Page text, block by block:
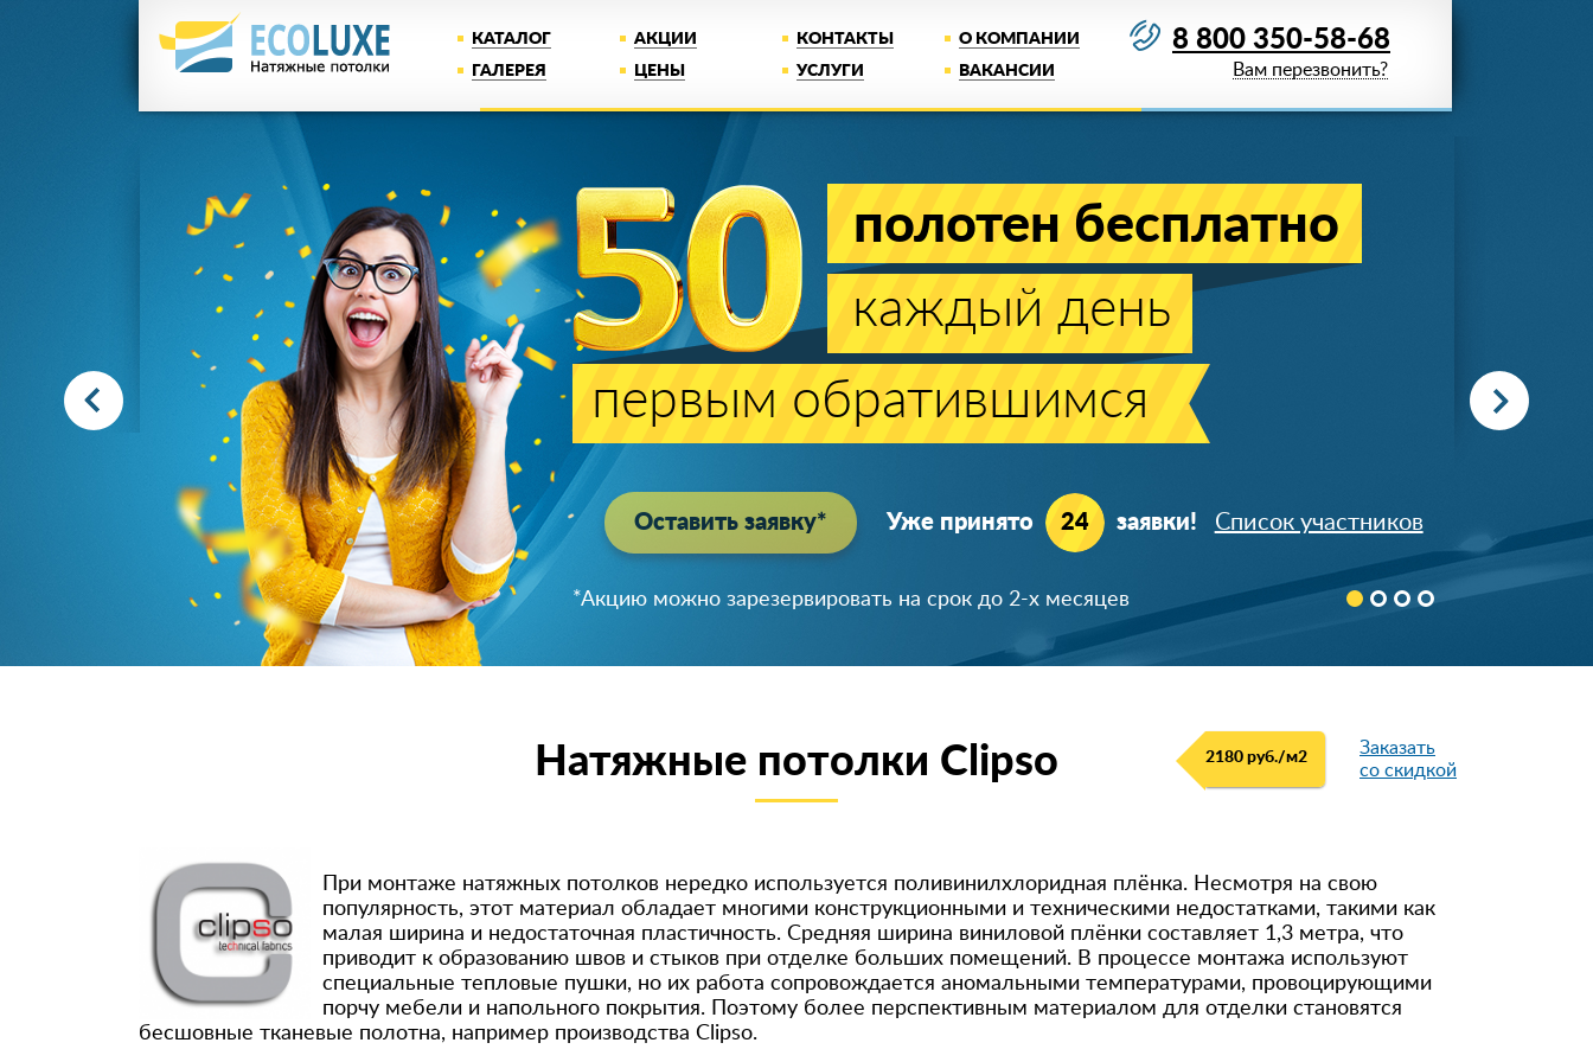
КАТАЛОГ АКЦИИ КОНТАКТЫ
О КОМПАНИИ
ГАЛЕРЕЯ
ЦЕНЫ УСЛУГИ ВАКАНСИИ
8 800 350-58-68
Вам перезвонить?
1 рубль
за PREMIUM потолок!
Акция действует
до 07 августа 2026 года
Цена белого матового PREMIUM полотна при заказе от 20м
Успейте зарезервировать скидку!
2180 руб./м2
Заказать
со скидкой
Натяжные потолки Clipso
При монтаже натяжных потолков нередко используется поливинилхлоридная плёнка. Несмотря на свою
популярность, этот материал обладает многими конструкционными и техническими недостатками, такими как
малая ширина и недостаточная пластичность. Средняя ширина виниловой плёнки составляет 1,3 метра, что
приводит к образованию швов и стыков при отделке больших помещений. В процессе монтажа используют
специальные тепловые пушки, но их работа сопровождается аномальными температурами, провоцирующими
порчу мебели и напольного покрытия. Поэтому более перспективным материалом для отделки становятся
бесшовные тканевые полотна, например производства Clipso.